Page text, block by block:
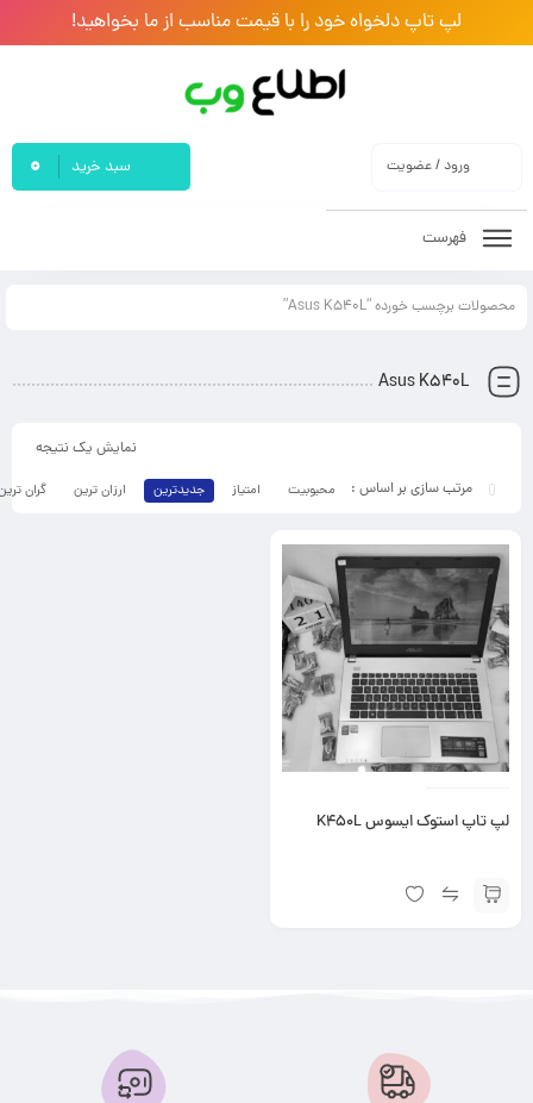
لپ تاپ دلخواه خود را با قیمت مناسب از ما بخواهید!
ورود / عضویت سبد خرید 0
فهرست
محصولات برچسب خورده “Asus K540L”
Asus K540L
نمایش یک نتیجه
محبوبیت امتیاز جدیدترین ارزان ترین گران
لپ تاپ استوک ایسوس K450L